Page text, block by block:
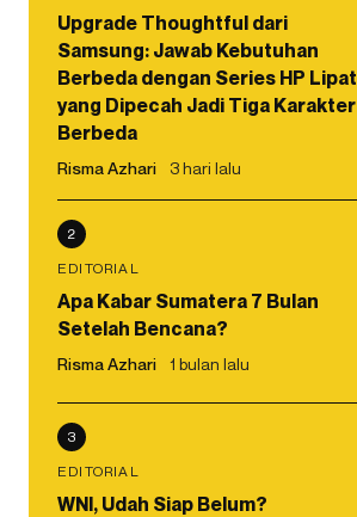
Upgrade Thoughtful dari
Samsung: Jawab Kebutuhan
Berbeda dengan Series HP Lipat
yang Dipecah Jadi Tiga Karakter
Berbeda
Risma Azhari 3 hari lalu
2
EDITORIAL
Apa Kabar Sumatera 7 Bulan
Setelah Bencana?
Risma Azhari 1 bulan lalu
3
EDITORIAL
WNI, Udah Siap Belum?